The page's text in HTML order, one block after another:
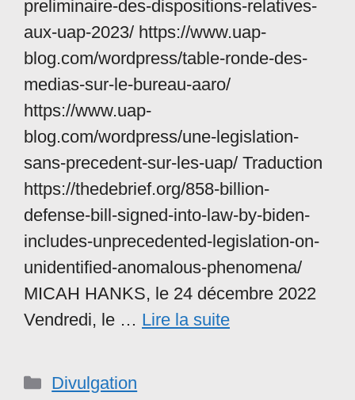
preliminaire-des-dispositions-relatives-
aux-uap-2023/ https://www.uap-
blog.com/wordpress/table-ronde-des-
medias-sur-le-bureau-aaro/
https://www.uap-
blog.com/wordpress/une-legislation-
sans-precedent-sur-les-uap/ Traduction
https://thedebrief.org/858-billion-
defense-bill-signed-into-law-by-biden-
includes-unprecedented-legislation-on-
unidentified-anomalous-phenomena/
MICAH HANKS, le 24 décembre 2022
Vendredi, le … Lire la suite
Catégories
Divulgation